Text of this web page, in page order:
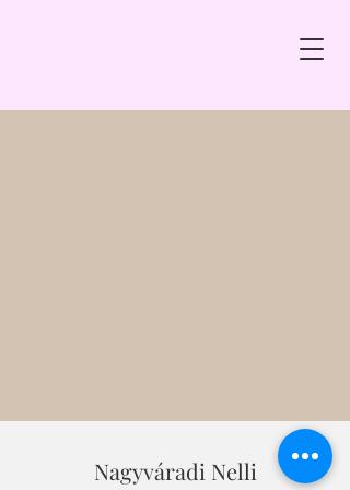
Nagyváradi Nelli